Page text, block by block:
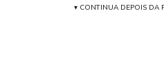
▾ CONTINUA DEPOIS DA